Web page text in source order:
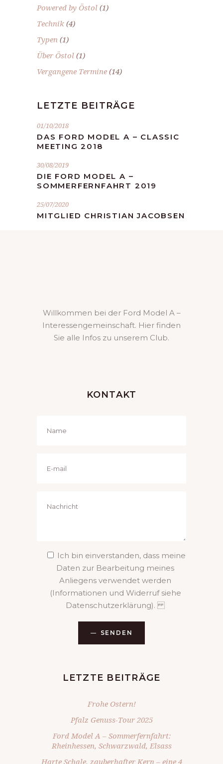
Powered by Östol (1)
Technik (4)
Typen (1)
Über Östol (1)
Vergangene Termine (14)
LETZTE BEITRÄGE
01/10/2018
DAS FORD MODEL A – CLASSIC
MEETING 2018
30/08/2019
DIE FORD MODEL A –
SOMMERFERNFAHRT 2019
25/07/2020
MITGLIED CHRISTIAN JACOBSEN
Willkommen bei der Ford Model A –
Interessengemeinschaft. Hier finden
Sie alle Infos zu unserem Club.
KONTAKT
Ich bin einverstanden, dass meine
Daten zur Bearbeitung meines
Anliegens verwendet werden
(Informationen und Widerruf siehe
Datenschutzerklärung).
SENDEN
LETZTE BEITRÄGE
Frohe Ostern!
Pfalz Genuss-Tour 2025
Ford Model A – Sommerfernfahrt:
Rheinhessen, Schwarzwald, Elsass
Harte Schale, zauberhafter Kern – eine 4